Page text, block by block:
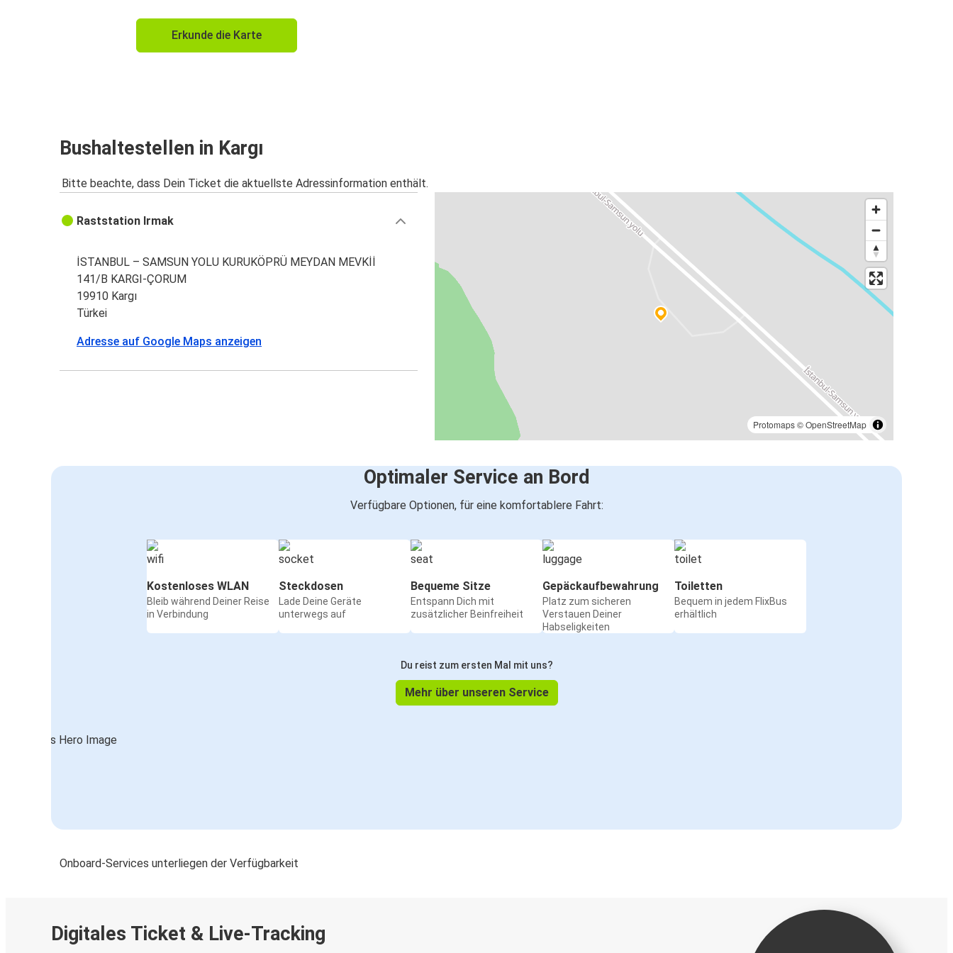
Erkunde die Karte
Bushaltestellen in Kargı
Bitte beachte, dass Dein Ticket die aktuellste Adressinformation enthält.
Protomaps©OpenStreetMap
Raststation Irmak
İSTANBUL – SAMSUN YOLU KURUKÖPRÜ MEYDAN MEVKİİ
141/B KARGI-ÇORUM
19910 Kargı
Türkei
Adresse auf Google Maps anzeigen
Optimaler Service an Bord
Verfügbare Optionen, für eine komfortablere Fahrt:
Kostenloses WLAN
Bleib während Deiner Reise
in Verbindung
Steckdosen
Lade Deine Geräte
unterwegs auf
Bequeme Sitze
Entspann Dich mit
zusätzlicher Beinfreiheit
Gepäckaufbewahrung
Platz zum sicheren
Verstauen Deiner
Habseligkeiten
Toiletten
Bequem in jedem FlixBus
erhältlich
Du reist zum ersten Mal mit uns?
Mehr über unseren Service
Onboard-Services unterliegen der Verfügbarkeit
Digitales Ticket & Live-Tracking